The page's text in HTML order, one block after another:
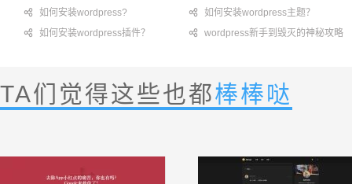
 如何安装wordpress?  如何安装wordpress主题？
 如何安装wordpress插件？  wordpress新手到毁灭的神秘攻略
TA们觉得这些也都棒棒哒